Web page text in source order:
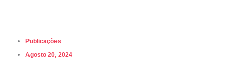
Publicações
Agosto 20, 2024